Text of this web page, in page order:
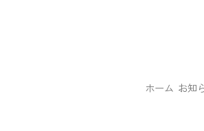
ホーム お知